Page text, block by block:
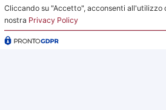
Venerdì su
L’Ufficio Impianti si trova al C.s.
via Gubellini n.7 al primo piano,
Cliccando su "Accetto", acconsenti all'utilizzo
nostra Privacy Policy